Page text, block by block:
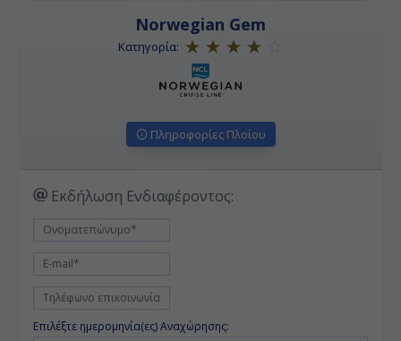
Norwegian Gem
Κατηγορία:
Πληροφορίες Πλοίου
Εκδήλωση Ενδιαφέροντος:
Επιλέξτε ημερομηνία(ες) Αναχώρησης: